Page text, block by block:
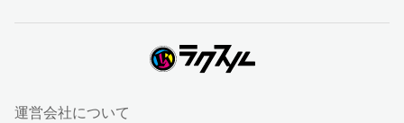
運営会社について